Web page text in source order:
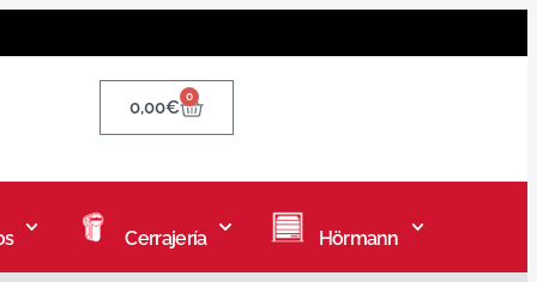
0,00€ 0
Cerrajería Hörmann